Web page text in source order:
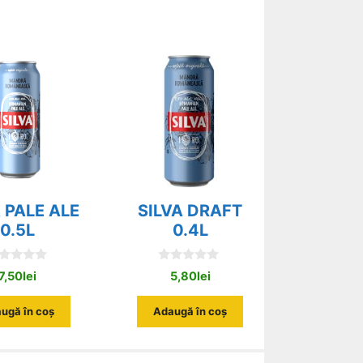
PALE ALE
0.5L
lei
în coș
SILVA DRAFT
0.4L
u
t
o
f
5,80lei
Adaugă în coș